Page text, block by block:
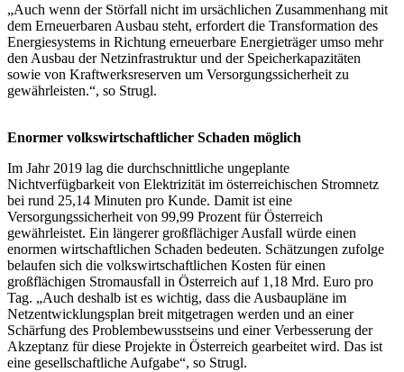
„Auch wenn der Störfall nicht im ursächlichen Zusammenhang mit
dem Erneuerbaren Ausbau steht, erfordert die Transformation des
Energiesystems in Richtung erneuerbare Energieträger umso mehr
den Ausbau der Netzinfrastruktur und der Speicherkapazitäten
sowie von Kraftwerksreserven um Versorgungssicherheit zu
gewährleisten.“, so Strugl.
Enormer volkswirtschaftlicher Schaden möglich
Im Jahr 2019 lag die durchschnittliche ungeplante
Nichtverfügbarkeit von Elektrizität im österreichischen Stromnetz
bei rund 25,14 Minuten pro Kunde. Damit ist eine
Versorgungssicherheit von 99,99 Prozent für Österreich
gewährleistet. Ein längerer großflächiger Ausfall würde einen
enormen wirtschaftlichen Schaden bedeuten. Schätzungen zufolge
belaufen sich die volkswirtschaftlichen Kosten für einen
großflächigen Stromausfall in Österreich auf 1,18 Mrd. Euro pro
Tag. „Auch deshalb ist es wichtig, dass die Ausbaupläne im
Netzentwicklungsplan breit mitgetragen werden und an einer
Schärfung des Problembewusstseins und einer Verbesserung der
Akzeptanz für diese Projekte in Österreich gearbeitet wird. Das ist
eine gesellschaftliche Aufgabe“, so Strugl.